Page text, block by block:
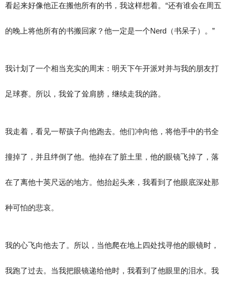
看起来好像他正在搬他所有的书，我这样想着。“还有谁会在周五
的晚上将他所有的书搬回家？他一定是一个Nerd（书呆子）。”
我计划了一个相当充实的周末：明天下午开派对并与我的朋友打
足球赛。所以，我耸了耸肩膀，继续走我的路。
我走着，看见一帮孩子向他跑去。他们冲向他，将他手中的书全
撞掉了，并且绊倒了他。他掉在了脏土里，他的眼镜飞掉了，落
在了离他十英尺远的地方。他抬起头来，我看到了他眼底深处那
种可怕的悲哀。
我的心飞向他去了。所以，当他爬在地上四处找寻他的眼镜时，
我跑了过去。当我把眼镜递给他时，我看到了他眼里的泪水。我